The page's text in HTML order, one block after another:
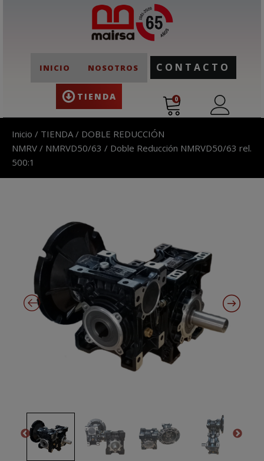
INICIO NOSOTROS
TIENDA
CONTACTO
0
Inicio / TIENDA / DOBLE REDUCCIÓN
NMRV / NMRVD50/63 / Doble Reducción NMRVD50/63 rel.
500:1